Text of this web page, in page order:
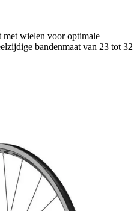
wielen voor optimale
bandenmaat van 23 tot 32